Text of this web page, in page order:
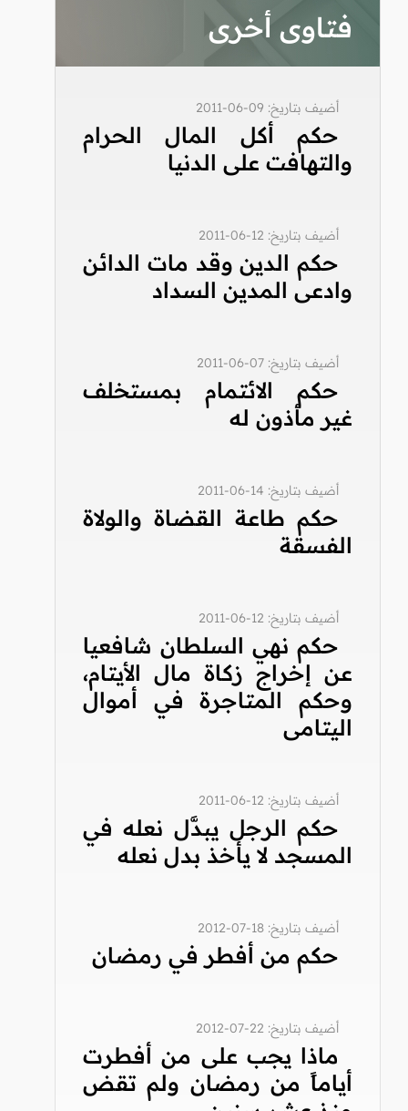
فتاوى أخرى
أضيف بتاريخ: 09-06-2011
حكم أكل المال الحرام
والتهافت على الدنيا
أضيف بتاريخ: 12-06-2011
حكم الدين وقد مات الدائن
وادعى المدين السداد
أضيف بتاريخ: 07-06-2011
حكم الائتمام بمستخلف
غير مأذون له
أضيف بتاريخ: 14-06-2011
حكم طاعة القضاة والولاة
الفسقة
أضيف بتاريخ: 12-06-2011
حكم نهي السلطان شافعيا
عن إخراج زكاة مال الأيتام،
وحكم المتاجرة في أموال
اليتامى
أضيف بتاريخ: 12-06-2011
حكم الرجل يبدَّل نعله في
المسجد لا يأخذ بدل نعله
أضيف بتاريخ: 18-07-2012
حكم من أفطر في رمضان
أضيف بتاريخ: 22-07-2012
ماذا يجب على من أفطرت
أياماً من رمضان ولم تقض